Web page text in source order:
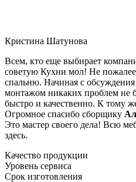
Кристина Шатунова
Всем, кто еще выбирает
советую Кухни мол! Не
спальню. Начиная с обсуждения
монтажом никаких проблем не
быстро и качественно. К тому
Огромное спасибо сборщику
Это мастер своего дела! Всю
здесь.
Качество продукции
Уровень сервиса
Срок изготовления